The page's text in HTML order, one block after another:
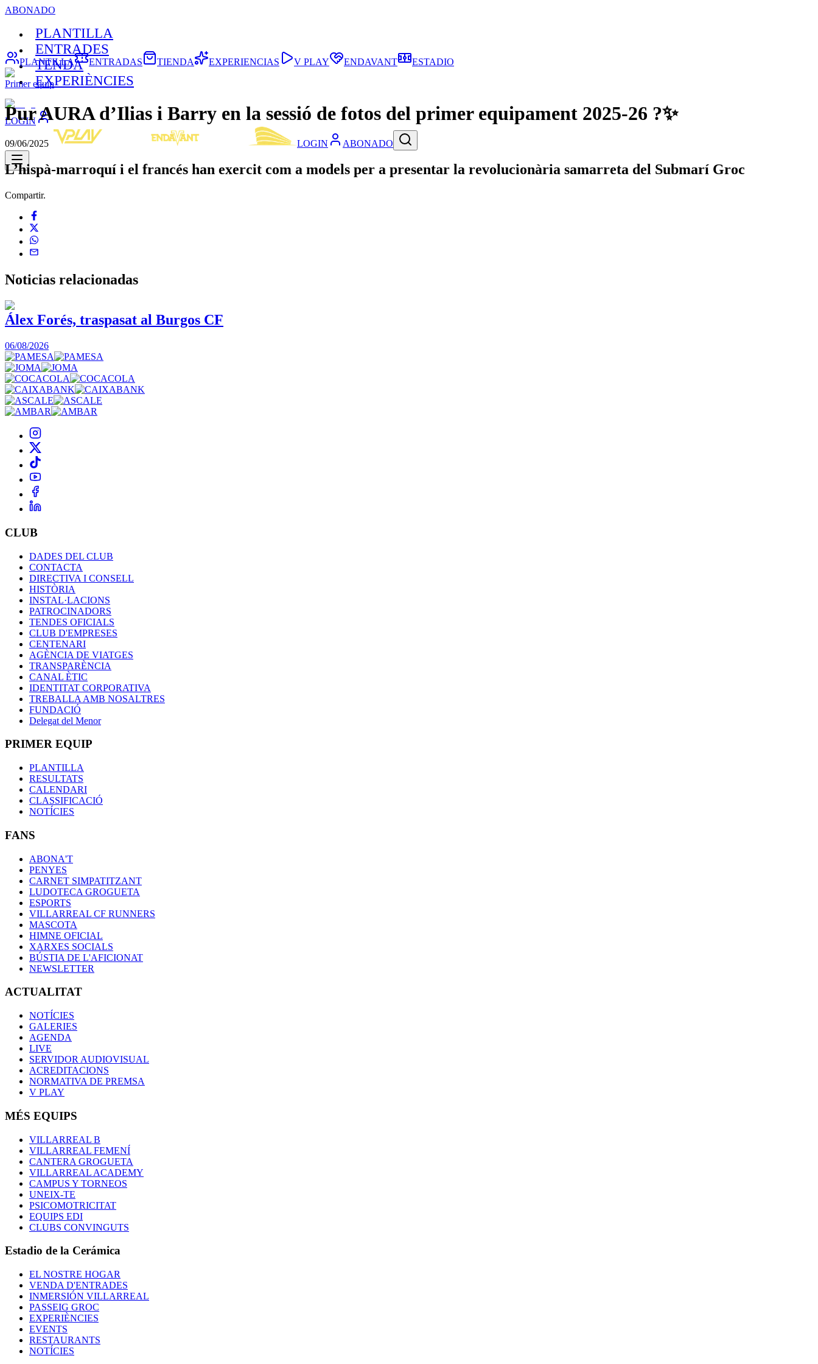
ABONADO
PLANTILLA
ENTRADES
TENDA
EXPERIÈNCIES
LOGIN
LOGIN ABONADO
PLANTILLA ENTRADAS TIENDA EXPERIENCIAS V PLAY ENDAVANT ESTADIO
Primer equip
Pur AURA d’Ilias i Barry en la sessió de fotos del primer equipament 2025-26 ?✨
09/06/2025
L’hispà-marroquí i el francés han exercit com a models per a presentar la revolucionària samarreta del Submarí Groc
Compartir.
Noticias relacionadas
Álex Forés, traspasat al Burgos CF
06/08/2026
CLUB
DADES DEL CLUB
CONTACTA
DIRECTIVA I CONSELL
HISTÒRIA
INSTAL·LACIONS
PATROCINADORS
TENDES OFICIALS
CLUB D'EMPRESES
CENTENARI
AGÈNCIA DE VIATGES
TRANSPARÈNCIA
CANAL ÈTIC
IDENTITAT CORPORATIVA
TREBALLA AMB NOSALTRES
FUNDACIÓ
Delegat del Menor
PRIMER EQUIP
PLANTILLA
RESULTATS
CALENDARI
CLASSIFICACIÓ
NOTÍCIES
FANS
ABONA'T
PENYES
CARNET SIMPATITZANT
LUDOTECA GROGUETA
ESPORTS
VILLARREAL CF RUNNERS
MASCOTA
HIMNE OFICIAL
XARXES SOCIALS
BÚSTIA DE L'AFICIONAT
NEWSLETTER
ACTUALITAT
NOTÍCIES
GALERIES
AGENDA
LIVE
SERVIDOR AUDIOVISUAL
ACREDITACIONS
NORMATIVA DE PREMSA
V PLAY
MÉS EQUIPS
VILLARREAL B
VILLARREAL FEMENÍ
CANTERA GROGUETA
VILLARREAL ACADEMY
CAMPUS Y TORNEOS
UNEIX-TE
PSICOMOTRICITAT
EQUIPS EDI
CLUBS CONVINGUTS
Estadio de la Cerámica
EL NOSTRE HOGAR
VENDA D'ENTRADES
INMERSIÓN VILLARREAL
PASSEIG GROC
EXPERIÈNCIES
EVENTS
RESTAURANTS
NOTÍCIES